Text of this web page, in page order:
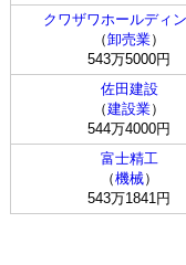
クワザワホールディ
（卸売業）
543万5000円
佐田建設
（建設業）
544万4000円
富士精工
（機械）
543万1841円